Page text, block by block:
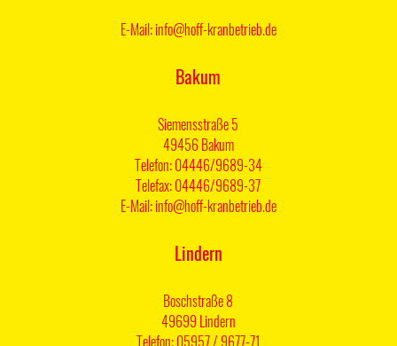
E-Mail: info@hoff-kranbetrieb.de
Bakum
Siemensstraße 5
49456 Bakum
Telefon: 04446/9689-34
Telefax: 04446/9689-37
E-Mail: info@hoff-kranbetrieb.de
Lindern
Boschstraße 8
49699 Lindern
Telefon: 05957 / 9677-71